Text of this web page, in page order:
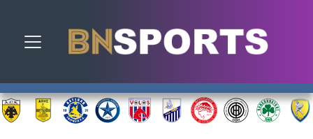
Toggle navigation